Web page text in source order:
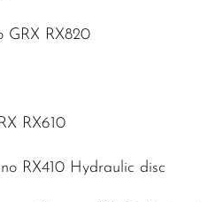
GRX RX820
RX610
RX410 Hydraulic disc